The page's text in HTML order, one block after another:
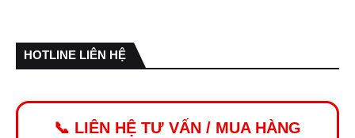
HOTLINE LIÊN HỆ
📞 LIÊN HỆ TƯ VẤN / MUA HÀNG